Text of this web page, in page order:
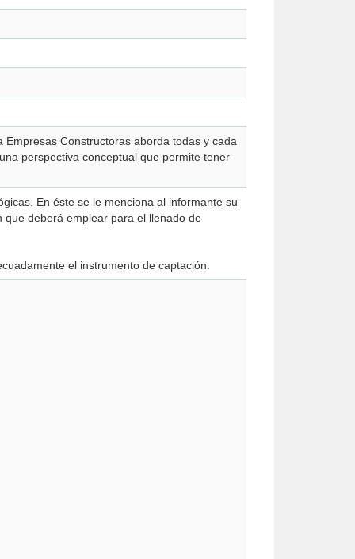
Constructoras aborda todas y cada
perspectiva conceptual que permite tener
En éste se le menciona al informante su
que deberá emplear para el llenado de
el instrumento de captación.